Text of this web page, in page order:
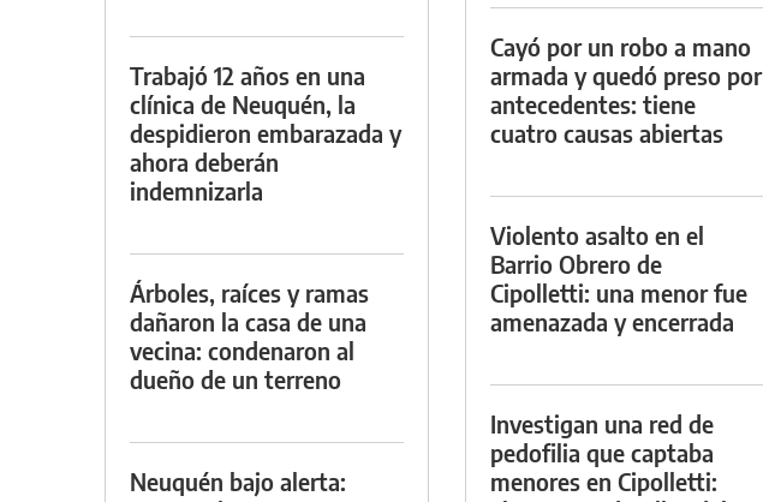
Trabajó 12 años en una
clínica de Neuquén, la
despidieron embarazada y
ahora deberán
indemnizarla
Árboles, raíces y ramas
dañaron la casa de una
vecina: condenaron al
dueño de un terreno
Neuquén bajo alerta:
Cayó por un robo a mano
armada y quedó preso por
antecedentes: tiene
cuatro causas abiertas
Violento asalto en el
Barrio Obrero de
Cipolletti: una menor fue
amenazada y encerrada
Investigan una red de
pedofilia que captaba
menores en Cipolletti: